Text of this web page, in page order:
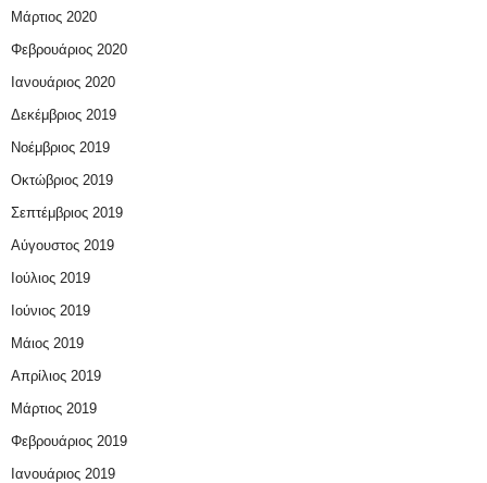
Μάρτιος 2020
Φεβρουάριος 2020
Ιανουάριος 2020
Δεκέμβριος 2019
Νοέμβριος 2019
Οκτώβριος 2019
Σεπτέμβριος 2019
Αύγουστος 2019
Ιούλιος 2019
Ιούνιος 2019
Μάιος 2019
Απρίλιος 2019
Μάρτιος 2019
Φεβρουάριος 2019
Ιανουάριος 2019